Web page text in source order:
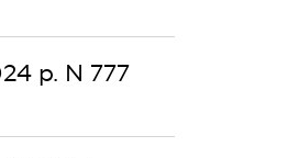
р. N 777